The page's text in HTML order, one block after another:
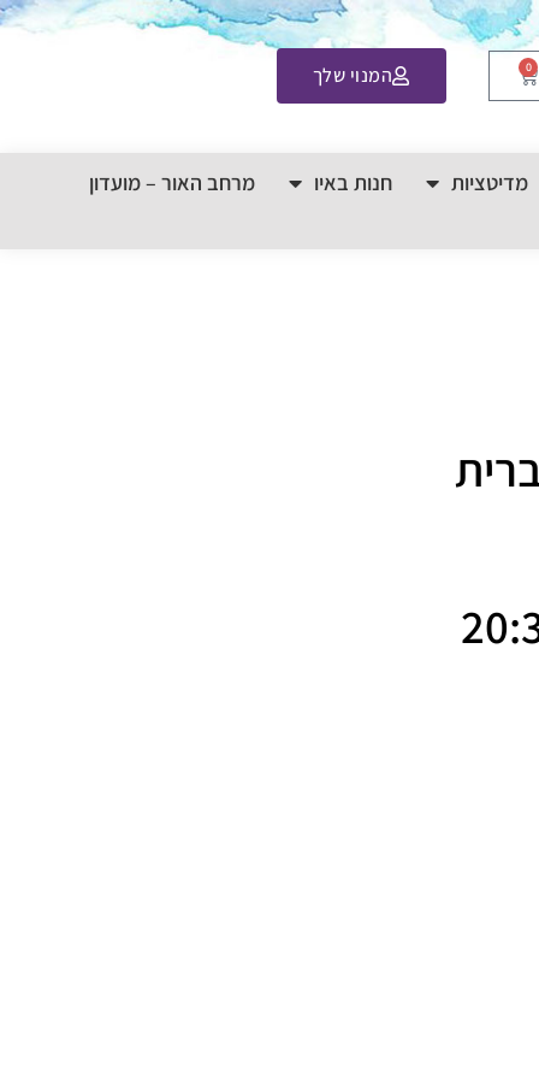
0 המנוי שלך
מדיטציות חנות באיו מרחב האור – מועדון